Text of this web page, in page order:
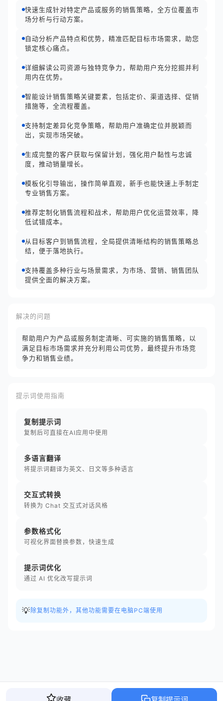
快速生成针对特定产品或服务的销售策略，全方位覆盖市
场分析与行动方案。
自动分析产品特点和优势，精准匹配目标市场需求，助您
锁定核心痛点。
详细解读公司资源与独特竞争力，帮助用户充分挖掘并利
用内在优势。
智能设计销售策略关键要素，包括定价、渠道选择、促销
措施等，全流程覆盖。
支持制定差异化竞争策略，帮助用户准确定位并脱颖而
出，实现市场突破。
生成完整的客户获取与保留计划，强化用户黏性与忠诚
度，推动销量增长。
模板化引导输出，操作简单直观，新手也能快速上手制定
专业销售方案。
推荐定制化销售流程和战术，帮助用户优化运营效率，降
低试错成本。
从目标客户到销售流程，全局提供清晰结构的销售策略总
结，便于落地执行。
支持覆盖多种行业与场景需求，为市场、营销、销售团队
提供全面的解决方案。
解决的问题
帮助用户为产品或服务制定清晰、可实施的销售策略，以
满足目标市场需求并充分利用公司优势，最终提升市场竞
争力和销售业绩。
提示词使用指南
复制提示词
复制后可直接在AI应用中使用
多语言翻译
将提示词翻译为英文、日文等多种语言
交互式转换
转换为 Chat 交互式对话风格
参数格式化
可视化界面替换参数，快速生成
提示词优化
通过 AI 优化改写提示词
💡 除复制功能外，其他功能需要在电脑PC端使用